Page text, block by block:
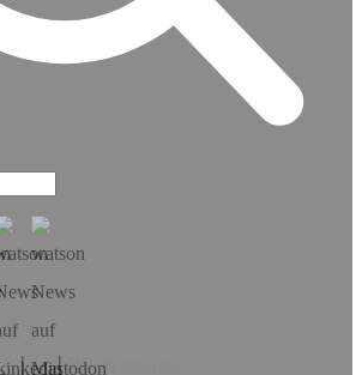
Hol dir die App!